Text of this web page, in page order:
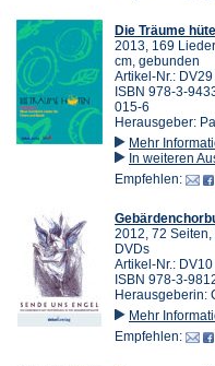
Die Träume
2013, 169
cm, gebunden
Artikel-Nr.: DV29
ISBN 978-3-
015-6
Herausgeber:
Mehr
In weiteren
Empfehlen:
2012, 72 Seiten,
DVDs
Artikel-Nr.: DV10
ISBN 978-3-
Herausgeberin:
Mehr
Empfehlen: